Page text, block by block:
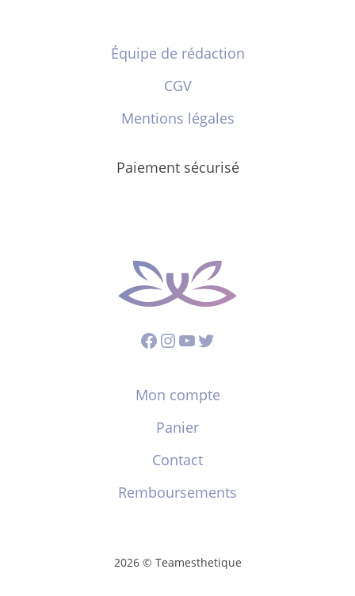
Équipe de rédaction
CGV
Mentions légales
Paiement sécurisé
Facebook
Instagram
YouTube
Twitter
Mon compte
Panier
Contact
Remboursements
2026 © Teamesthetique